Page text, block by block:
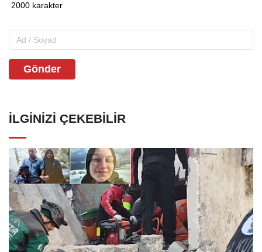
Gönder
İLGINIZI ÇEKEBILIR